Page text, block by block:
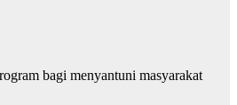
bagi menyantuni masyarakat